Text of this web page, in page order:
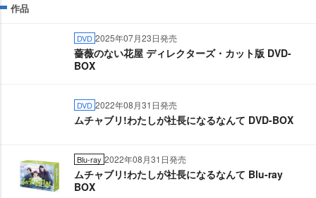
作品
DVD 2025年07月23日発売
薔薇のない花屋 ディレクターズ・カット版 DVD-
BOX
DVD 2022年08月31日発売
ムチャブリ!わたしが社長になるなんて DVD-BOX
Blu-ray 2022年08月31日発売
ムチャブリ!わたしが社長になるなんて Blu-ray
BOX